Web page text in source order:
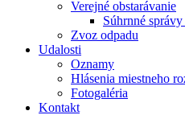
Verejné obstarávanie
Súhrnné
Zvoz odpadu
Udalosti
Oznamy
Hlásenia miestneho
Fotogaléria
Kontakt